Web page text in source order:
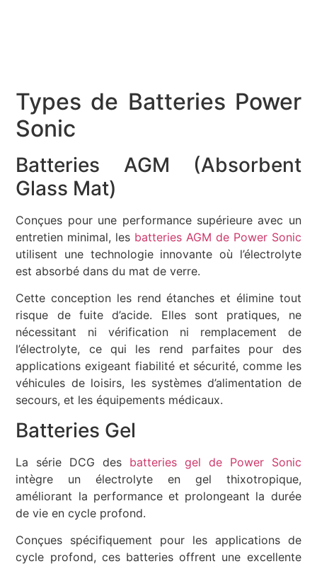
Types de Batteries Power
Sonic
Batteries AGM (Absorbent
Glass Mat)
Conçues pour une performance supérieure avec un
entretien minimal, les batteries AGM de Power Sonic
utilisent une technologie innovante où l’électrolyte
est absorbé dans du mat de verre.
Cette conception les rend étanches et élimine tout
risque de fuite d’acide. Elles sont pratiques, ne
nécessitant ni vérification ni remplacement de
l’électrolyte, ce qui les rend parfaites pour des
applications exigeant fiabilité et sécurité, comme les
véhicules de loisirs, les systèmes d’alimentation de
secours, et les équipements médicaux.
Batteries Gel
La série DCG des batteries gel de Power Sonic
intègre un électrolyte en gel thixotropique,
améliorant la performance et prolongeant la durée
de vie en cycle profond.
Conçues spécifiquement pour les applications de
cycle profond, ces batteries offrent une excellente